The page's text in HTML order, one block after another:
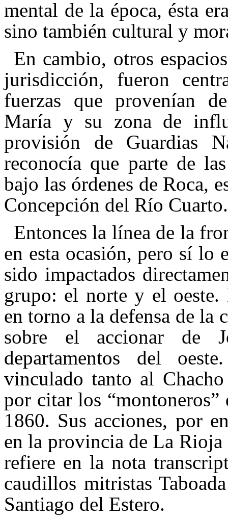
mental de la época, ésta
sino también cultural y
En cambio, otros
jurisdicción, fueron
fuerzas que provenían
María y su zona de
provisión de Guardias
reconocía que parte de
bajo las órdenes de Roca,
Concepción del Río Cuarto.
Entonces la línea de la
en esta ocasión, pero sí lo
sido impactados
grupo: el norte y el oeste.
en torno a la defensa de la
sobre el accionar de
departamentos del
vinculado tanto al
por citar los “montoneros”
1860. Sus acciones, por
en la provincia de La Rioja
refiere en la nota
caudillos mitristas
Santiago del Estero.